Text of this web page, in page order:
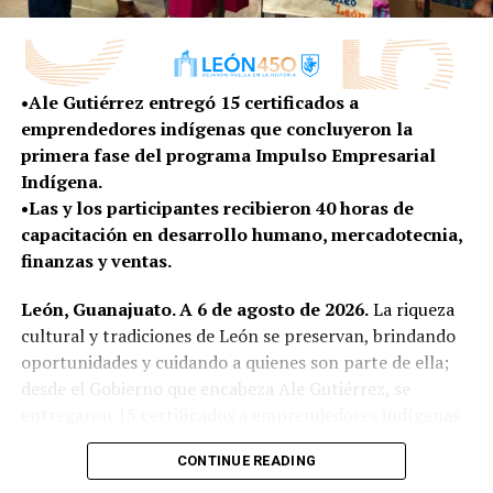
que se enamoran de la ciudad y que deciden
Además, se impulsan programas gratuitos de
capacitación en herramientas como idiomas, Excel,
Word e inteligencia artificial, además de acercar
oportunidades laborales mediante Chamba Módulo,
plataforma que mantiene actualizadas las vacantes
disponibles para perfiles que van desde educación básica
hasta nivel profesional.
atracción de inversiones, en un año y medio, León
registra 531 millones de dólares en inversiones
internacional, que representan más de 10 mil empleos
comprometidos, oportunidades que fortalecen la
un destino competitivo para el desarrollo de nuevos
proyectos empresariales.
•Ale Gutiérrez entregó 15 certificados a
emprendedores indígenas que concluyeron la
primera fase del programa Impulso Empresarial
Indígena.
•Las y los participantes recibieron 40 horas de
capacitación en desarrollo humano, mercadotecnia,
finanzas y ventas.
León, Guanajuato. A 6 de agosto de 2026.La riqueza
cultural y tradiciones de León se preservan, brindando
oportunidades y cuidando a quienes son parte de ella;
desde el Gobierno que encabeza Ale Gutiérrez, se
que fortalecieron sus negocios a través del programa
Impulso Empresarial Indígena.
CONTINUE READING